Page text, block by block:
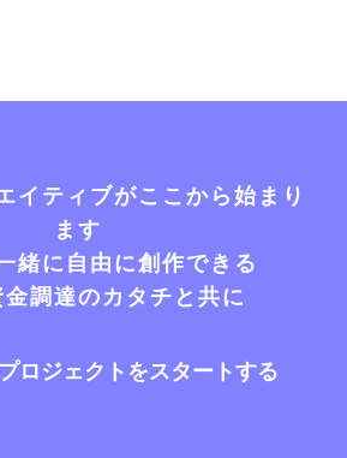
イティブがここから始まり
ます
緒に自由に創作できる
調達のカタチと共に
ロジェクトをスタートする